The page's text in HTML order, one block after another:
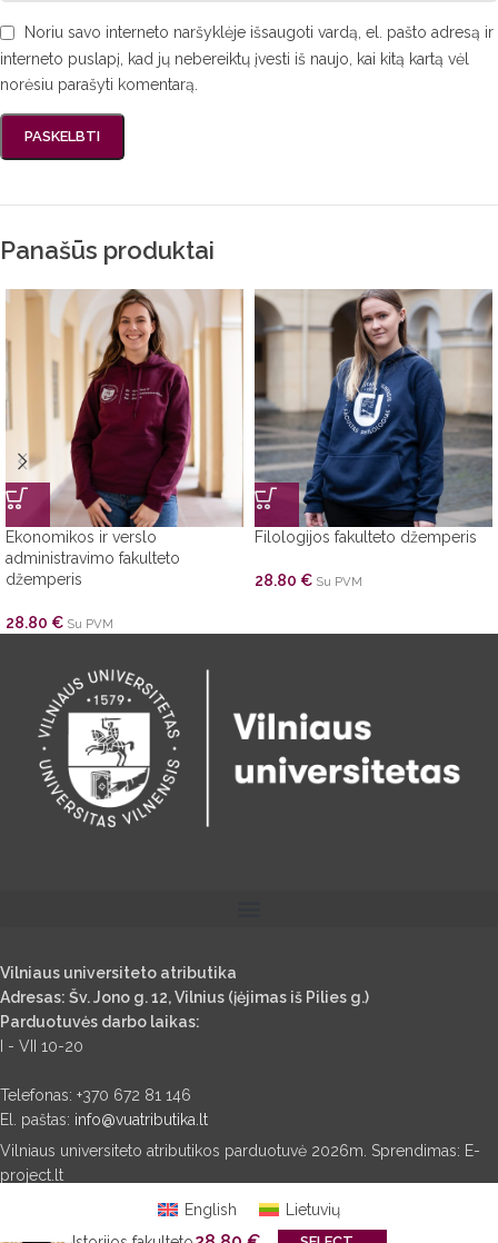
Noriu savo interneto naršyklėje išsaugoti vardą, el. pašto adresą ir
interneto puslapį, kad jų nebereiktų įvesti iš naujo, kai kitą kartą vėl
norėsiu parašyti komentarą.
Panašūs produktai
Ekonomikos ir verslo
administravimo fakulteto
džemperis
28.80 € Su PVM
Filologijos fakulteto džemperis
28.80 € Su PVM
Vilniaus universiteto atributika
Adresas: Šv. Jono g. 12, Vilnius (įėjimas iš Pilies g.)
Parduotuvės darbo laikas:
I - VII 10-20
Telefonas: +370 672 81 146
El. paštas: info@vuatributika.lt
Vilniaus universiteto atributikos parduotuvė 2026m. Sprendimas: E-
project.lt
English Lietuvių